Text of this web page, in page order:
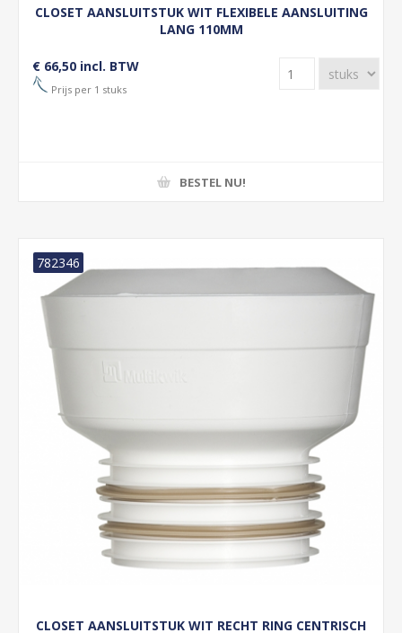
CLOSET AANSLUITSTUK WIT FLEXIBELE AANSLUITING
LANG 110MM
€ 66,50 incl. BTW
Prijs per 1 stuks
BESTEL NU!
CLOSET AANSLUITSTUK WIT RECHT RING CENTRISCH
782346